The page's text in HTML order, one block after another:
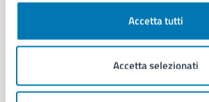
Accetta tutti
Accetta selezionati
Enti e fondazioni
Personale amministrativo